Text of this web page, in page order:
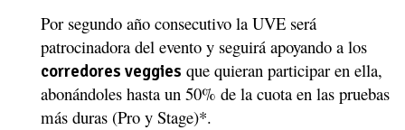
Por segundo año consecutivo la UVE será
patrocinadora del evento y seguirá apoyando a los
corredores veggies que quieran participar en ella,
abonándoles hasta un 50% de la cuota en las pruebas
más duras (Pro y Stage)*.